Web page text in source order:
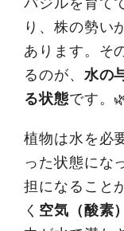
り、株の勢い
あります。そ
るのが、 水の
る状態です。
植物は水を必
った状態にな
担になること
く 空気（酸素